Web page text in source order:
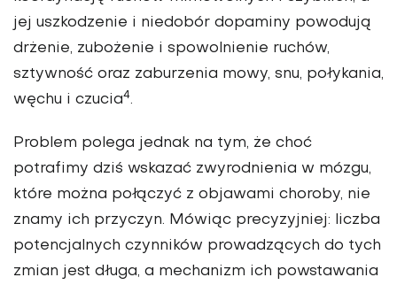
jej uszkodzenie i niedobór dopaminy powodują
drżenie, zubożenie i spowolnienie ruchów,
sztywność oraz zaburzenia mowy, snu, połykania,
węchu i czucia4.
Problem polega jednak na tym, że choć
potrafimy dziś wskazać zwyrodnienia w mózgu,
które można połączyć z objawami choroby, nie
znamy ich przyczyn. Mówiąc precyzyjniej: liczba
potencjalnych czynników prowadzących do tych
zmian jest długa, a mechanizm ich powstawania